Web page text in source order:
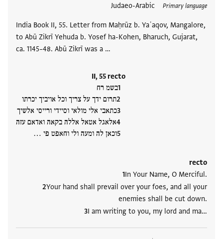
Primary language
Judaeo-Arabic
India Book II, 55. Letter from Maḥrūz b. Yaʿaqov, Mangalore,
to Abū Zikrī Yehuda b. Yosef ha-Kohen, Bharuch, Gujarat,
ca. 1145–48. Abū Zikrī was a …
II, 55 recto
בשמ רח
תרום ידך על צריך וכל אויביך יכרתו
כתאבי אלי מולאי וסיידי ורייסי אלשיך
אלאגל אטאל אללה בקאה ואדאם עזה
וכאן לה ומעה ולי וחאפט פי ‮…
recto
In Your Name, O Merciful.
Your hand shall prevail over your foes, and all your
enemies shall be cut down.
I am writing to you, my lord and ma‮…